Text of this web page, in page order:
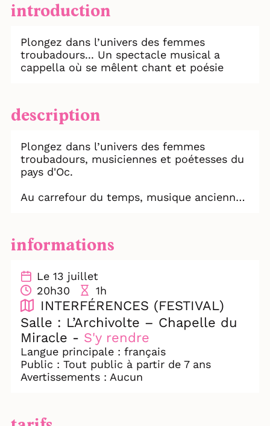
introduction
Plongez dans l’univers des femmes
troubadours... Un spectacle musical a
cappella où se mêlent chant et poésie
description
Plongez dans l’univers des femmes
troubadours, musiciennes et poétesses du
pays d'Oc.
Au carrefour du temps, musique ancienne
patrimoine occitan.
Sur scène, six trobaïritz racontent leurs
rencontrent en une seule et même voix
(voie...), à travers des œuvres
polyphoniques et monodiques (plain-
chant).
Les histoires se passent, se perdent, se
retrouvent, se modifient, et s'expriment
sous la forme d'un cycle, perpétuel et
régénérateur.
informations
Le 13 juillet
20h30
1h
INTERFÉRENCES (FESTIVAL)
Salle : L’Archivolte – Chapelle du
Miracle - S'y rendre
Langue principale : français
Public : Tout public à partir de 7 ans
Avertissements : Aucun